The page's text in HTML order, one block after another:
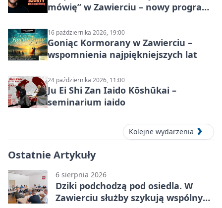
mówię” w Zawierciu – nowy program
16 października 2026, 19:00
Goniąc Kormorany w Zawierciu –
wspomnienia najpiękniejszych lat
24 października 2026, 11:00
Ju Ei Shi Zan Iaido Kōshūkai –
seminarium iaido
Kolejne wydarzenia
Ostatnie Artykuły
6 sierpnia 2026
Dziki podchodzą pod osiedla. W
Zawierciu służby szykują wspólny